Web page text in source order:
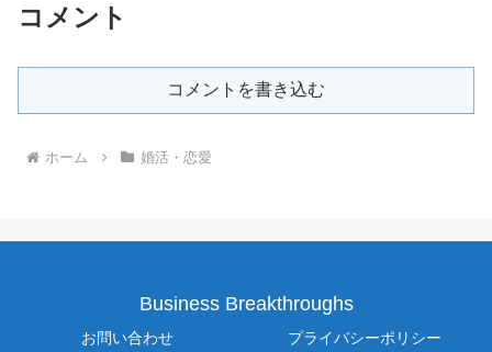
コメント
コメントを書き込む
ホーム 婚活・恋愛
Business Breakthroughs
お問い合わせ プライバシーポリシー